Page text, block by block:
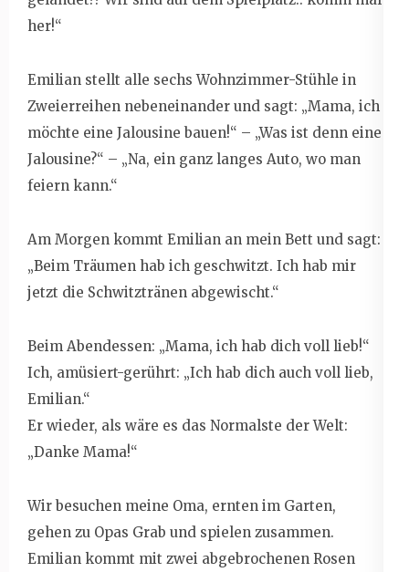
her!“
Emilian stellt alle sechs Wohnzimmer-Stühle in
Zweierreihen nebeneinander und sagt: „Mama, ich
möchte eine Jalousine bauen!“ – „Was ist denn eine
Jalousine?“ – „Na, ein ganz langes Auto, wo man
feiern kann.“
Am Morgen kommt Emilian an mein Bett und sagt:
„Beim Träumen hab ich geschwitzt. Ich hab mir
jetzt die Schwitztränen abgewischt.“
Beim Abendessen: „Mama, ich hab dich voll lieb!“
Ich, amüsiert-gerührt: „Ich hab dich auch voll lieb,
Emilian.“
Er wieder, als wäre es das Normalste der Welt:
„Danke Mama!“
Wir besuchen meine Oma, ernten im Garten,
gehen zu Opas Grab und spielen zusammen.
Emilian kommt mit zwei abgebrochenen Rosen